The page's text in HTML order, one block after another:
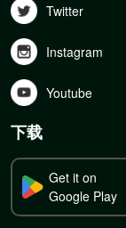
Twitter
Instagram
Youtube
下载
Get it on
Google Play